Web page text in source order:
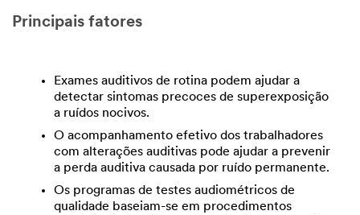
Principais fatores
Exames auditivos de rotina podem ajudar a
detectar sintomas precoces de superexposição
a ruídos nocivos.
O acompanhamento efetivo dos trabalhadores
com alterações auditivas pode ajudar a prevenir
a perda auditiva causada por ruído permanente.
Os programas de testes audiométricos de
qualidade baseiam-se em procedimentos